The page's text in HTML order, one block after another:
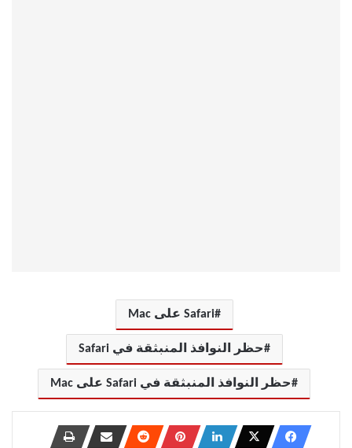
Safari على Mac
حظر النوافذ المنبثقة في Safari
حظر النوافذ المنبثقة في Safari على Mac